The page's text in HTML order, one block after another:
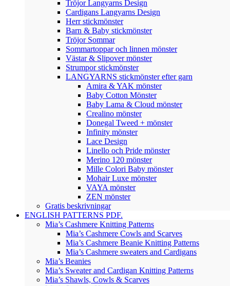
Tröjor Langyarns Design
Cardigans Langyarns Design
Herr stickmönster
Barn & Baby stickmönster
Tröjor Sommar
Sommartoppar och linnen mönster
Västar & Slipover mönster
Strumpor stickmönster
LANGYARNS stickmönster efter garn
Amira & YAK mönster
Baby Cotton Mönster
Baby Lama & Cloud mönster
Crealino mönster
Donegal Tweed + mönster
Infinity mönster
Lace Design
Linello och Pride mönster
Merino 120 mönster
Mille Colori Baby mönster
Mohair Luxe mönster
VAYA mönster
ZEN mönster
Gratis beskrivningar
ENGLISH PATTERNS PDF.
Mia’s Cashmere Knitting Patterns
Mia’s Cashmere Cowls and Scarves
Mia’s Cashmere Beanie Knitting Patterns
Mia’s Cashmere sweaters and Cardigans
Mia’s Beanies
Mia’s Sweater and Cardigan Knitting Patterns
Mia’s Shawls, Cowls & Scarves